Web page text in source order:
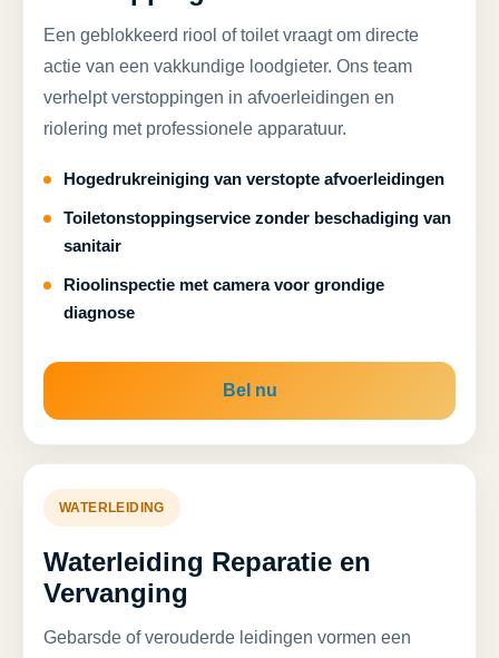
Een geblokkeerd riool of toilet vraagt om directe
actie van een vakkundige loodgieter. Ons team
verhelpt verstoppingen in afvoerleidingen en
riolering met professionele apparatuur.
Hogedrukreiniging van verstopte afvoerleidingen
Toiletonstoppingservice zonder beschadiging van
sanitair
Rioolinspectie met camera voor grondige
diagnose
Bel nu
WATERLEIDING
Waterleiding Reparatie en
Vervanging
Gebarsde of verouderde leidingen vormen een